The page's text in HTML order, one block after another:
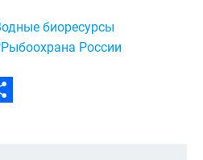
биоресурсы
России